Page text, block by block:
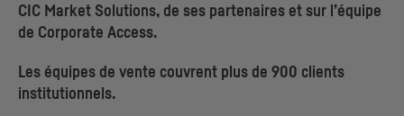
CIC Market Solutions, de ses partenaires et sur l’équipe
de Corporate Access.
Les équipes de vente couvrent plus de 900 clients
institutionnels.